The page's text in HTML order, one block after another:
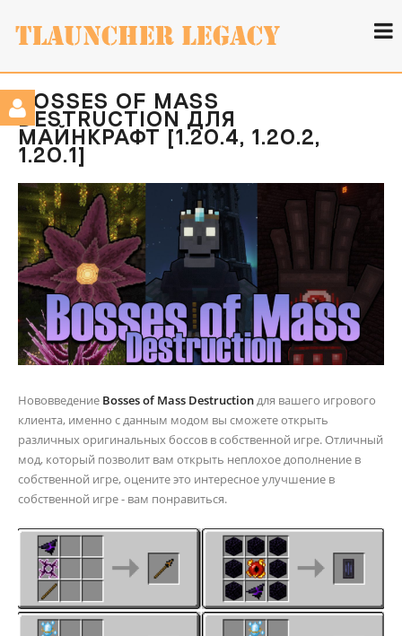
BOSSES OF MASS
DESTRUCTION ДЛЯ
МАЙНКРАФТ [1.20.4, 1.20.2,
1.20.1]
Нововведение Bosses of Mass Destructionдля вашего игрового
клиента, именно с данным модом вы сможете открыть
различных оригинальных боссов в собственной игре. Отличный
мод, который позволит вам открыть неплохое дополнение в
собственной игре, оцените это интересное улучшение в
собственной игре - вам понравиться.